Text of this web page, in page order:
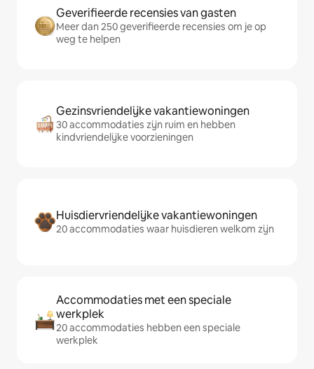
Geverifieerde recensies van gasten
Meer dan 250 geverifieerde recensies om je op
weg te helpen
Gezinsvriendelijke vakantiewoningen
30 accommodaties zijn ruim en hebben
kindvriendelijke voorzieningen
Huisdiervriendelijke vakantiewoningen
20 accommodaties waar huisdieren welkom zijn
Accommodaties met een speciale
werkplek
20 accommodaties hebben een speciale
werkplek